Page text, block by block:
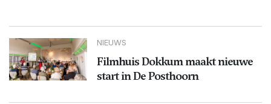
NIEUWS
Filmhuis Dokkum maakt nieuwe
start in De Posthoorn